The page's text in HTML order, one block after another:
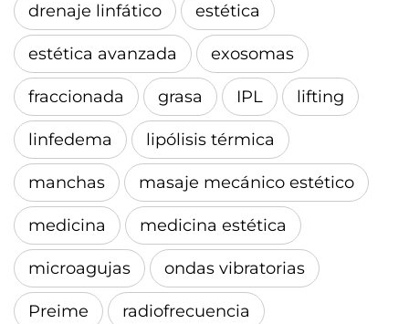
drenaje linfático estética
estética avanzada exosomas
fraccionada grasa IPL lifting
linfedema lipólisis térmica
manchas masaje mecánico estético
medicina medicina estética
microagujas ondas vibratorias
Preime radiofrecuencia